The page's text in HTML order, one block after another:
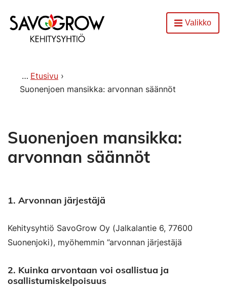
Etusivu
AvaaValikko
Etusivu
Suonenjoen mansikka: arvonnan säännöt
Suonenjoen mansikka:
arvonnan säännöt
1. Arvonnan järjestäjä
Kehitysyhtiö SavoGrow Oy (Jalkalantie 6, 77600
Suonenjoki), myöhemmin ”arvonnan järjestäjä
2. Kuinka arvontaan voi osallistua ja
osallistumiskelpoisuus